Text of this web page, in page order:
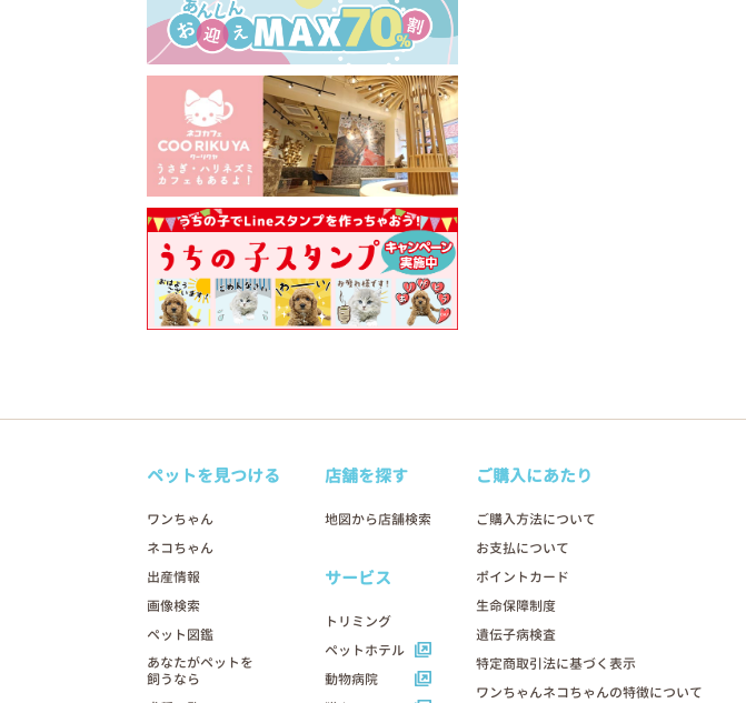
ペットを見つける
ワンちゃん
ネコちゃん
出産情報
画像検索
ペット図鑑
あなたがペットを
飼うなら
店舗を探す
地図から店舗検索
サービス
トリミング
ペットホテル
動物病院
ご購入にあたり
ご購入方法について
お支払について
ポイントカード
生命保障制度
遺伝子病検査
特定商取引法に基づく表示
ワンちゃんネコちゃんの特徴について